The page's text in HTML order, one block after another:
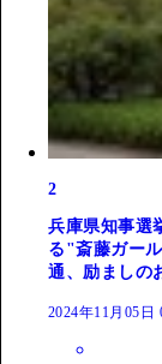
2
兵庫県知事選
る"斎藤ガー
通、励ましの
2024年11月05日